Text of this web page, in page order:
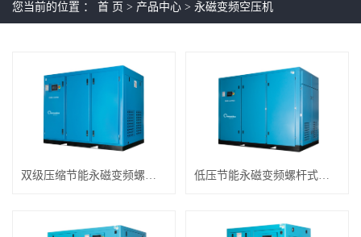
您当前的位置 ： 首 页 > 产品中心 > 永磁变频空压机